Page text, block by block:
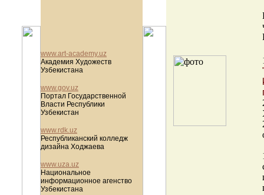
www.art-academy.uz
Академия Художеств
Узбекистана
www.gov.uz
Портал Государственной
Власти Республики
Узбекистан
www.rdk.uz
Республиканский колледж
дизайна Ходжаева
www.uza.uz
Национальное
информационное агенство
Узбекистана